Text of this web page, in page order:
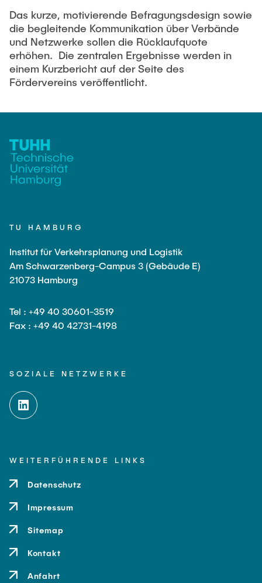
Das kurze, motivierende Befragungsdesign sowie
die begleitende Kommunikation über Verbände
und Netzwerke sollen die Rücklaufquote
erhöhen. Die zentralen Ergebnisse werden in
einem Kurzbericht auf der Seite des
Fördervereins veröffentlicht.
TU HAMBURG
Institut für Verkehrsplanung und Logistik
Am Schwarzenberg-Campus 3 (Gebäude E)
21073 Hamburg
Tel : +49 40 30601-3519
Fax : +49 40 42731-4198
SOZIALE NETZWERKE
WEITERFÜHRENDE LINKS
Datenschutz
Impressum
Sitemap
Kontakt
Anfahrt